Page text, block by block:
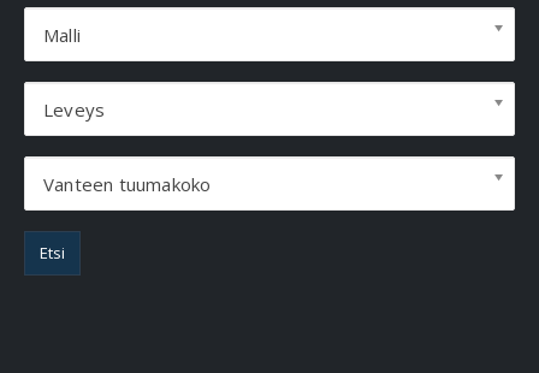
Malli
Leveys
Vanteen tuumakoko
Etsi